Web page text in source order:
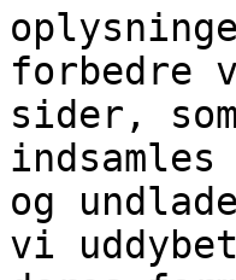
forbedre
sider,
og
vi